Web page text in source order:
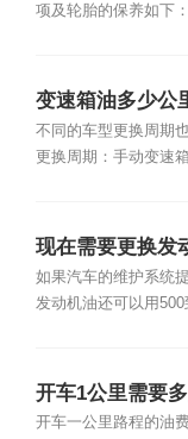
项及轮胎的保养如下
变速箱油多少公
不同的车型更换周期
更换周期：手动变速
现在需要更换发
里？
如果汽车的维护系统
发动机油还可以用500
开车1公里需要
开车一公里路程的油